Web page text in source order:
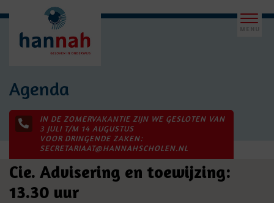
Agenda
IN DE ZOMERVAKANTIE ZIJN WE GESLOTEN VAN
3 JULI T/M 14 AUGUSTUS
VOOR DRINGENDE ZAKEN:
SECRETARIAAT@HANNAHSCHOLEN.NL
Cie. Advisering en toewijzing:
13.30 uur